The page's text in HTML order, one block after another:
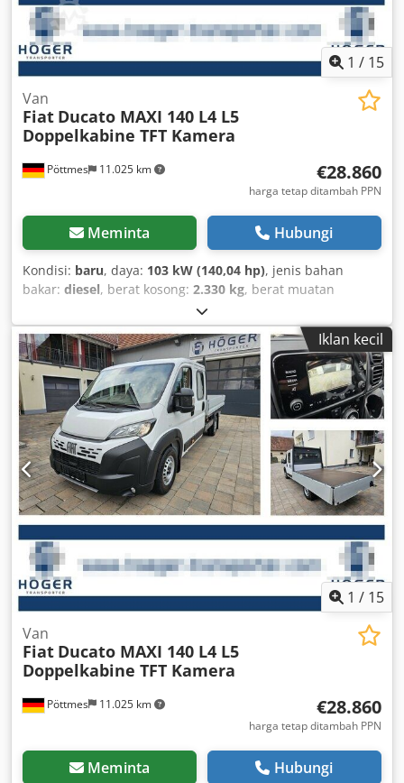
1 / 15
Pöttmes 11.025 km
Van
Fiat Ducato MAXI 140 L4 L5
Doppelkabine TFT Kamera
€28.860
harga tetap ditambah PPN
Meminta Hubungi
Kondisi: baru, daya: 103 kW (140,04 hp), jenis bahan
bakar: diesel, berat kosong: 2.330 kg, berat muatan
, berat keseluruhan:
ban:215/75R16C, konfigurasi gandar:4x2, jarak roda:
4.035 mm, bahan bakar:diesel, Emisi CO₂:266 g/km,
konsumsi bahan bakar (perkotaan):9,1 l/100 km, konsumsi
bahan bakar (luar kota):7,9 l/100 km, konsumsi bahan
bakar (gabungan):8,4 l/100 km, warna: putih, kabin
pengemudi:lain, tipe perpindahan gigi: mekanis,
suspensi:baja, jumlah tempat duduk: 7 , panjang total:
6.678 mm, volume ruang muat: 21 m³, panjang ruang
muatan:3.300 mm , lebar ruang muat:2.050 mm, tinggi
ruang muatan:400 mm, Tahun pembuatan:2026, ukuran
ban depan:215/75R16C, ukuran ban belakang:
215/75R16C, Perlengkapan:ABS, filter jelaga, garansi
kendaraan bekas, kabin, kantung udara, kebisingan
rendah, kendali jelajah, komputer bawaan, kontrol
traksi, kunci sentral, lampu kabut, pendingin udara,
program stabilitas elektronik (ESP), sistem immobilizer,
Iklan kecil
1 / 15
Pöttmes 11.025 km
Van
Fiat Ducato MAXI 140 L4 L5
Doppelkabine TFT Kamera
€28.860
harga tetap ditambah PPN
Meminta Hubungi